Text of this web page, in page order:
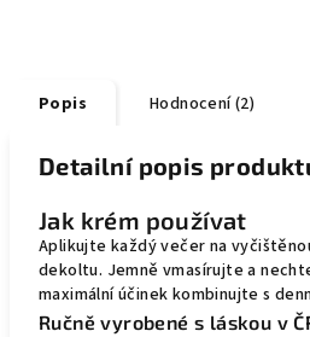
Popis Hodnocení (2)
Detailní popis
Jak krém používat
Aplikujte každý večer na
dekoltu. Jemně vmasírujte a
maximální účinek kombinujte s
Ručně vyrobené s láskou v